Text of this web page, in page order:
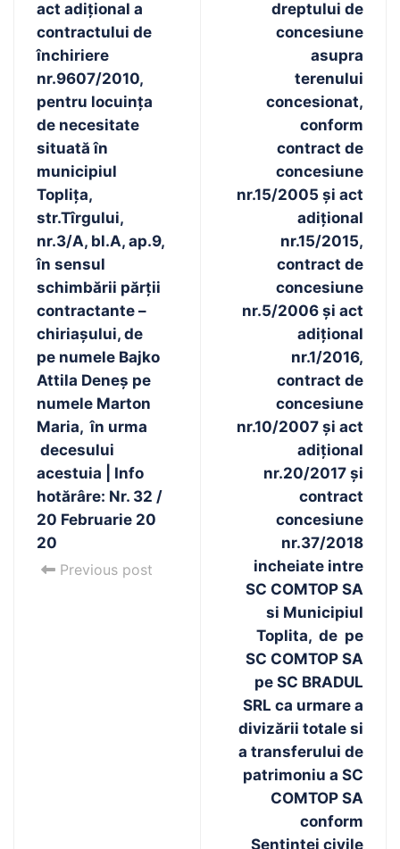
act adițional a
contractului de
închiriere
nr.9607/2010,
pentru locuința
de necesitate
situată în
municipiul
Toplița,
str.Tîrgului,
nr.3/A, bl.A, ap.9,
în sensul
schimbării părții
contractante –
chiriașului, de
pe numele Bajko
Attila Deneș pe
numele Marton
Maria, în urma
decesului
acestuia | Info
hotărâre: Nr. 32 /
20 Februarie 20
20
Previous post
dreptului de
concesiune
asupra
terenului
concesionat,
conform
contract de
concesiune
nr.15/2005 și act
adițional
nr.15/2015,
contract de
concesiune
nr.5/2006 și act
adițional
nr.1/2016,
contract de
concesiune
nr.10/2007 și act
adițional
nr.20/2017 și
contract
concesiune
nr.37/2018
incheiate intre
SC COMTOP SA
si Municipiul
Toplita, de pe
SC COMTOP SA
pe SC BRADUL
SRL ca urmare a
divizării totale si
a transferului de
patrimoniu a SC
COMTOP SA
conform
Sentinței civile